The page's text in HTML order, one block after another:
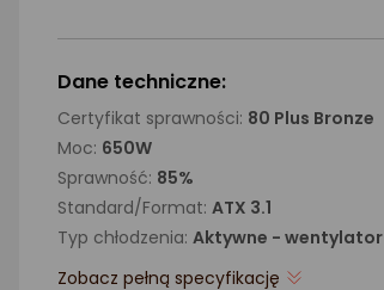
Dane techniczne:
Certyfikat sprawności: 80 Plus Bronze
Moc: 650W
Sprawność: 85%
Standard/Format: ATX 3.1
Typ chłodzenia: Aktywne - wentylator
Zobacz pełną specyfikację